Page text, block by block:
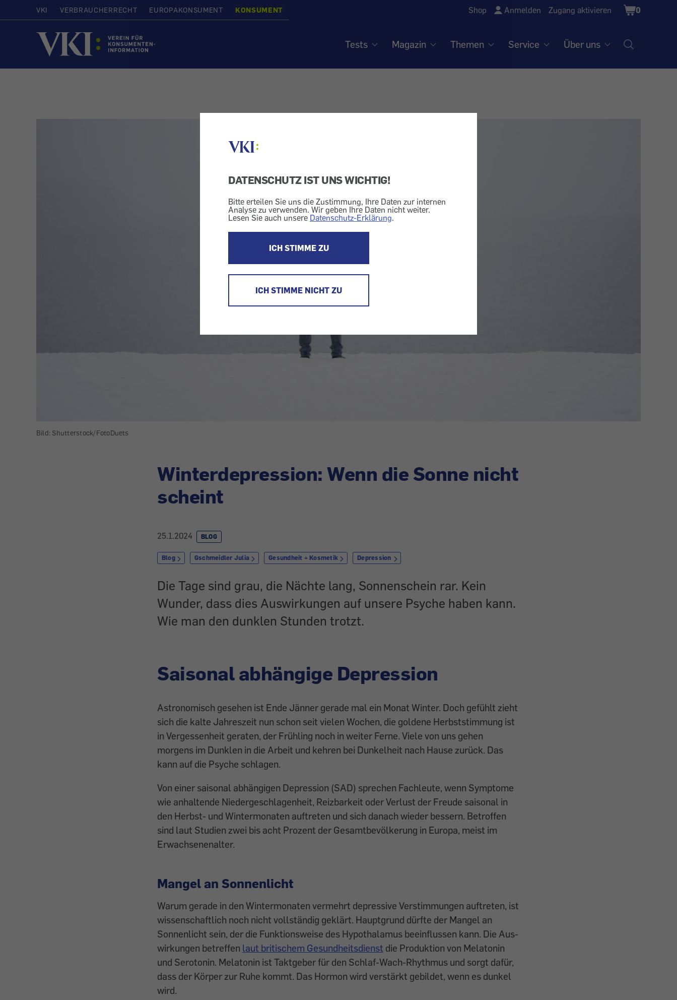
DATENSCHUTZ IST UNS WICHTIG!
Bitte erteilen Sie uns die Zustimmung, Ihre Daten zur internen
Analyse zu verwenden. Wir geben Ihre Daten nicht weiter.
Lesen Sie auch unsere Datenschutz-Erklärung.
ICH STIMME ZU
ICH STIMME NICHT ZU
VKI VERBRAUCHERRECHT EUROPAKONSUMENT KONSUMENT Shop Anmelden Zugang aktivieren
Shopping
Cart
0
Startseite
Tests Magazin Themen Service Über uns
Bild: Shutterstock/FotoDuets
Winterdepression: Wenn die Sonne nicht
scheint
25.1.2024 BLOG
Blog Gschmeidler Julia Gesundheit + Kosmetik Depression
Die Tage sind grau, die Nächte lang, Sonnenschein rar. Kein
Wunder, dass dies Auswirkungen auf unsere Psyche haben kann.
Wie man den dunklen Stunden trotzt.
Saisonal abhängige Depression
Astronomisch gesehen ist Ende Jänner gerade mal ein Monat Winter. Doch gefühlt zieht
sich die kalte Jahreszeit nun schon seit vielen Wochen, die goldene Herbststimmung ist
in Vergessenheit ­geraten, der Frühling noch in weiter ­Ferne. Viele von uns gehen
morgens im Dunklen in die Arbeit und kehren bei Dunkelheit nach Hause zurück. Das
kann auf die Psyche schlagen.
Von einer saisonal abhängigen Depression (SAD) sprechen Fachleute, wenn Symptome
wie anhaltende Niedergeschlagenheit, Reizbarkeit oder Verlust der Freude saisonal in
den Herbst- und Wintermonaten auftreten und sich danach wieder bessern. Betroffen
sind laut Studien zwei bis acht Prozent der Gesamtbevölkerung in Europa, meist im
Erwachsenenalter.
Mangel an Sonnenlicht
Warum gerade in den Wintermonaten vermehrt depressive Verstimmungen auftreten, ist
wissenschaftlich noch nicht vollständig geklärt. Hauptgrund dürfte der Mangel an
Sonnenlicht sein, der die Funktionsweise des Hypothalamus beeinflussen kann. Die Aus­
wirkungen betreffen laut britischem Gesundheitsdienst die Produktion von Melatonin
und Serotonin. Melatonin ist Taktgeber für den Schlaf-Wach-Rhythmus und sorgt dafür,
dass der Körper zur Ruhe kommt. Das Hormon wird verstärkt gebildet, wenn es dunkel
wird.